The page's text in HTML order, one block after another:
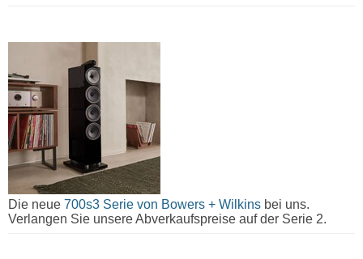
Die neue 700s3 Serie von Bowers + Wilkins bei uns.
Verlangen Sie unsere Abverkaufspreise auf der Serie 2.